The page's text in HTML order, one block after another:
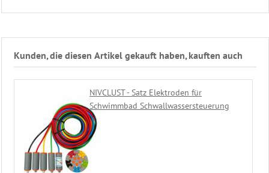
Kunden, die diesen Artikel gekauft haben, kauften auch
NIVCLUST - Satz Elektroden für
Schwimmbad Schwallwassersteuerung
Bäderliege
Freizeitliege
Unser
Sauna
Zubehör